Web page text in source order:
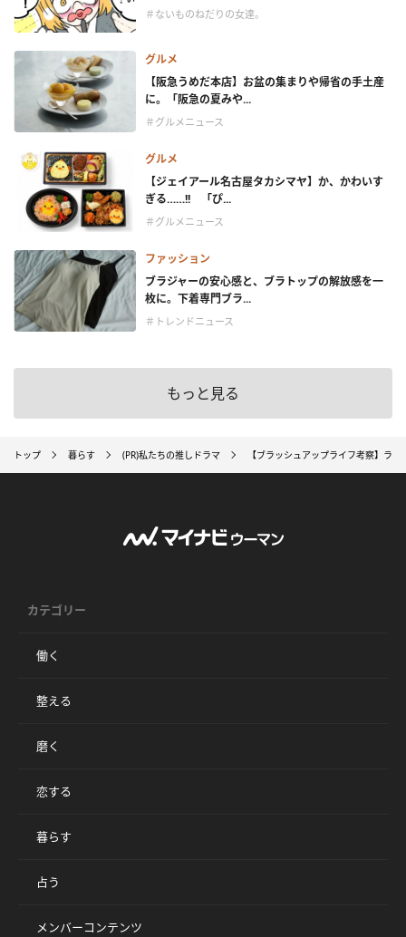
＃ないものねだりの女達。
グルメ
【阪急うめだ本店】お盆の集まりや帰省の手土産
に。「阪急の夏みや...
＃グルメニュース
グルメ
【ジェイアール名古屋タカシマヤ】か、かわいす
ぎる……!! 「ぴ...
＃グルメニュース
ファッション
ブラジャーの安心感と、ブラトップの解放感を一
枚に。下着専門ブラ...
＃トレンドニュース
もっと見る
トップ 暮らす (PR)私たちの推しドラマ 【ブラッシュアップライフ考察】ラ
カテゴリー
働く
整える
磨く
恋する
暮らす
占う
メンバーコンテンツ